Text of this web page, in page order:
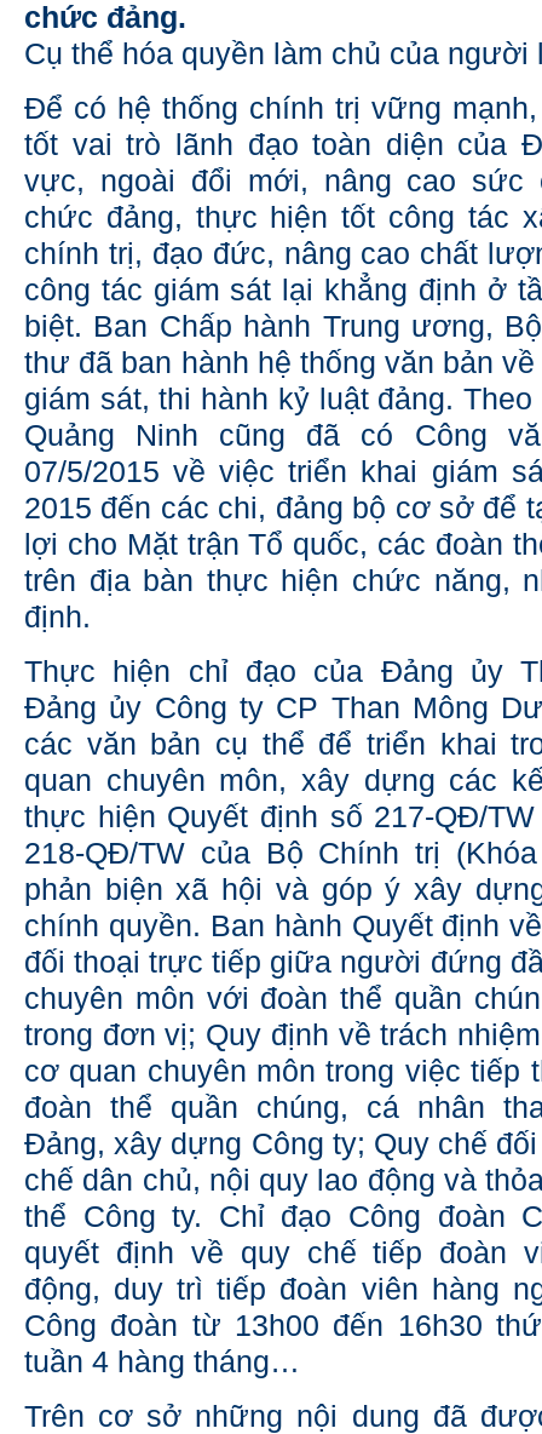
chức đảng.
Cụ thể hóa quyền làm chủ của người
Để có hệ thống chính trị vững
tốt vai trò lãnh đạo toàn diện của
vực, ngoài đổi mới, nâng cao sức
chức đảng, thực hiện tốt công tác
chính trị, đạo đức, nâng cao chất
công tác giám sát lại khẳng định ở
biệt. Ban Chấp hành Trung ương,
thư đã ban hành hệ thống văn bản
giám sát, thi hành kỷ luật đảng.
Quảng Ninh cũng đã có Công
07/5/2015 về việc triển khai giám
2015 đến các chi, đảng bộ cơ sở để
lợi cho Mặt trận Tổ quốc, các đoàn
trên địa bàn thực hiện chức năng,
định.
Thực hiện chỉ đạo của Đảng ủy
Đảng ủy Công ty CP Than Mông
các văn bản cụ thể để triển khai
quan chuyên môn, xây dựng các
thực hiện Quyết định số 217-QĐ/
218-QĐ/TW của Bộ Chính trị
phản biện xã hội và góp ý xây
chính quyền. Ban hành Quyết định
đối thoại trực tiếp giữa người đứng
chuyên môn với đoàn thể quần
trong đơn vị; Quy định về trách
cơ quan chuyên môn trong việc tiếp
đoàn thể quần chúng, cá nhân
Đảng, xây dựng Công ty; Quy chế
chế dân chủ, nội quy lao động và
thể Công ty. Chỉ đạo Công đoàn
quyết định về quy chế tiếp đoàn
động, duy trì tiếp đoàn viên hàng
Công đoàn từ 13h00 đến 16h30
tuần 4 hàng tháng…
Trên cơ sở những nội dung đã